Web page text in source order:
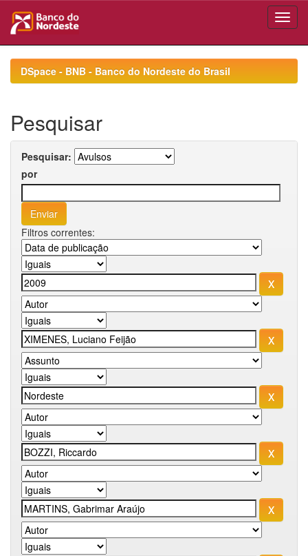
navigationDSpace - BNB - Banco do Nordeste do Brasil
Pesquisar
Pesquisar:
por
Filtros correntes: